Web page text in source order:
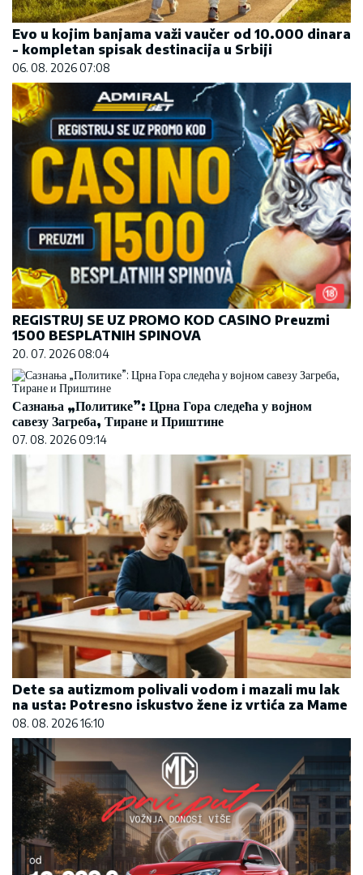
Evo u kojim banjama važi vaučer od 10.000 dinara
- kompletan spisak destinacija u Srbiji
06. 08. 2026 07:08
REGISTRUJ SE UZ PROMO KOD CASINO Preuzmi
1500 BESPLATNIH SPINOVA
20. 07. 2026 08:04
Сазнања „Политике”: Црна Гора следећа у војном
савезу Загреба, Тиране и Приштине
07. 08. 2026 09:14
Dete sa autizmom polivali vodom i mazali mu lak
na usta: Potresno iskustvo žene iz vrtića za Mame
08. 08. 2026 16:10